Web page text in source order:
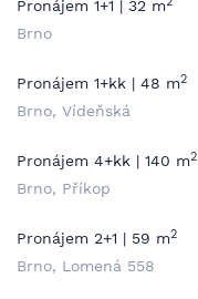
Pronájem 1+1 | 32 m
Brno
Pronájem 1+kk | 48 m2
Brno, Vídeňská
Pronájem 4+kk | 140 m2
Brno, Příkop
Pronájem 2+1 | 59 m2
Brno, Lomená 558